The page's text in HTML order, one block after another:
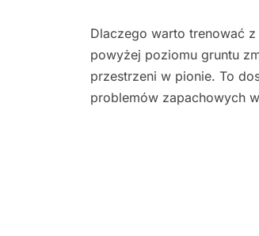
Dlaczego warto trenować
powyżej poziomu gruntu
przestrzeni w pionie. To
problemów zapachowych